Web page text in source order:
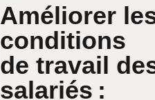
Améliorer
conditions
de travail
salariés :